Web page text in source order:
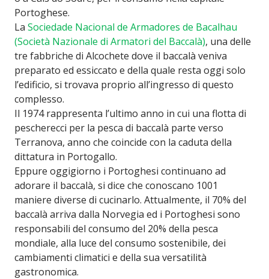
Portoghese.
La Sociedade Nacional de Armadores de Bacalhau
(Società Nazionale di Armatori del Baccalà), una delle
tre fabbriche di Alcochete dove il baccalà veniva
preparato ed essiccato e della quale resta oggi solo
l’edificio, si trovava proprio all’ingresso di questo
complesso.
Il 1974 rappresenta l’ultimo anno in cui una flotta di
pescherecci per la pesca di baccalà parte verso
Terranova, anno che coincide con la caduta della
dittatura in Portogallo.
Eppure oggigiorno i Portoghesi continuano ad
adorare il baccalà, si dice che conoscano 1001
maniere diverse di cucinarlo. Attualmente, il 70% del
baccalà arriva dalla Norvegia ed i Portoghesi sono
responsabili del consumo del 20% della pesca
mondiale, alla luce del consumo sostenibile, dei
cambiamenti climatici e della sua versatilità
gastronomica.